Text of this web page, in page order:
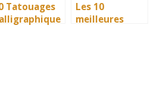
Tatouages
Les 10
meilleures